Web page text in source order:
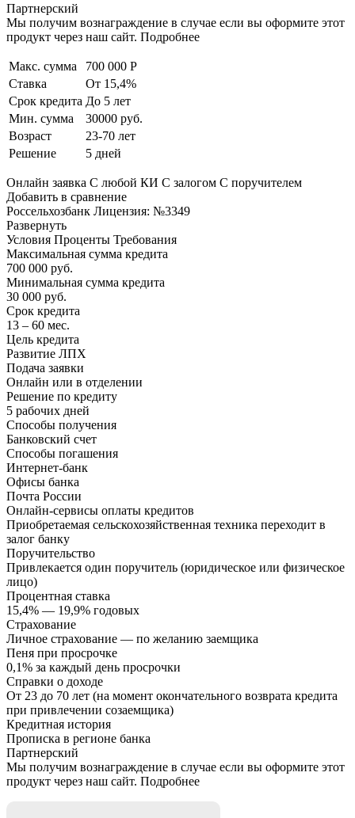
Партнерский
Мы получим вознаграждение в случае если вы оформите этот
продукт через наш сайт. Подробнее
Макс. сумма
700 000 Р
Ставка
От 15,4%
Срок кредита До 5 лет
Мин. сумма
30000 руб.
Возраст
23-70 лет
Решение
5 дней
Онлайн заявка С любой КИ С залогом С поручителем
Добавить в сравнение
Россельхозбанк Лицензия: №3349
Развернуть
Условия Проценты Требования
Максимальная сумма кредита
700 000 руб.
Минимальная сумма кредита
30 000 руб.
Срок кредита
13 – 60 мес.
Цель кредита
Развитие ЛПХ
Подача заявки
Онлайн или в отделении
Решение по кредиту
5 рабочих дней
Способы получения
Банковский счет
Способы погашения
Интернет-банк
Офисы банка
Почта России
Онлайн-сервисы оплаты кредитов
Приобретаемая сельскохозяйственная техника переходит в
залог банку
Поручительство
Привлекается один поручитель (юридическое или физическое
лицо)
Процентная ставка
15,4% — 19,9% годовых
Страхование
Личное страхование — по желанию заемщика
Пеня при просрочке
0,1% за каждый день просрочки
Справки о доходе
От 23 до 70 лет (на момент окончательного возврата кредита
при привлечении созаемщика)
Кредитная история
Прописка в регионе банка
Партнерский
Мы получим вознаграждение в случае если вы оформите этот
продукт через наш сайт. Подробнее